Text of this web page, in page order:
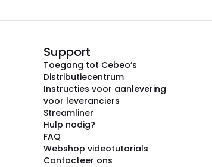
Support
Toegang tot Cebeo’s
Distributiecentrum
Instructies voor aanlevering
voor leveranciers
Streamliner
Hulp nodig?
FAQ
Webshop videotutorials
Contacteer ons